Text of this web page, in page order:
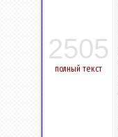
2505
полный текст